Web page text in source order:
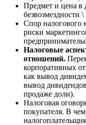
Предмет и цена в
безвозмездности
Спор налогового
риски
Налоговые
отношений.
корпоративных
как вывод
вывод
продаже доли).
Налоговая
покупателя. В